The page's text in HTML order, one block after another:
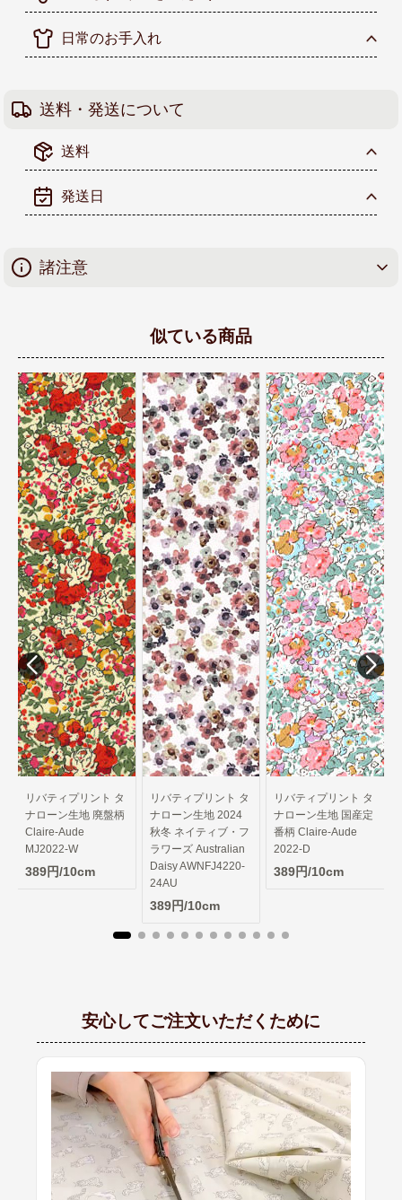
日常のお手入れ
送料・発送について
送料
発送日
諸注意
似ている商品
リバティプリント タ
ナローン生地 2024
秋冬 ネイティブ・フ
ラワーズ Australian
Daisy AWNFJ4220-
リバティプリント タ
ナローン生地 国産定
番柄 Claire-Aude
2022-D
389円/10cm
リバティプリント タ
ナローン生地 2025
春夏 ボタニカル・エ
スケープ Rosemary
Path SSBEJ7410-
25DU
389円/10cm
安心してご注文いただくために